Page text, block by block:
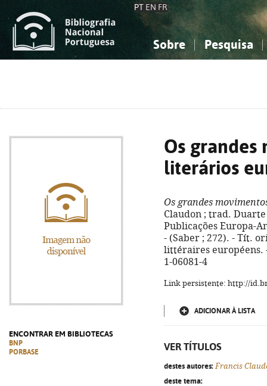
PT EN FR
Sobre Pesquisa
ENCONTRAR EM BIBLIOTECAS
BNP
PORBASE
Os grandes
literários
Os grandes
Claudon ; trad.
Publicações Europa-
- (Saber ; 272). - Tít.
littéraires européens.
1-06081-4
Link persistente: http://
ADICIONAR À LISTA
VER TÍTULOS
destes autores: Francis
deste tema: